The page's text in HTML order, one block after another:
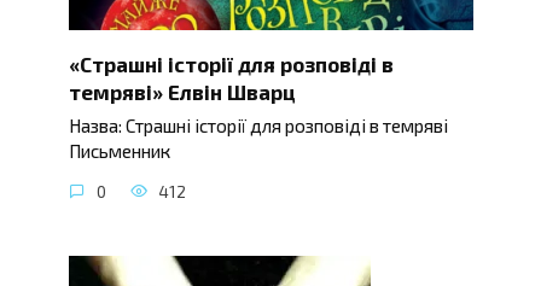
«Страшні історії для розповіді в
темряві» Елвін Шварц
Назва: Страшні історії для розповіді в темряві
Письменник
0 412